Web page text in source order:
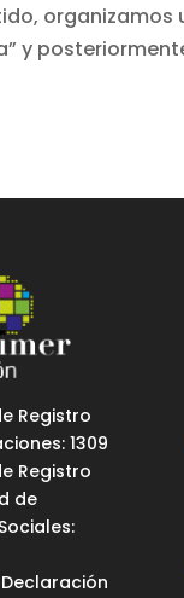
organizamos
y
Registro
1309
Registro
de